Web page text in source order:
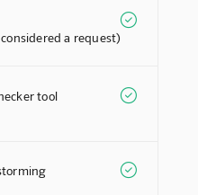
a request)

tool

